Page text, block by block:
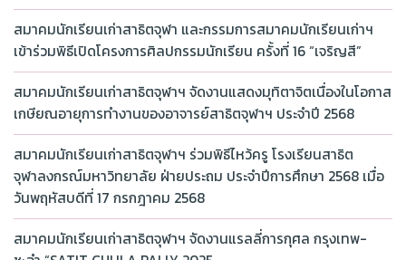
สมาคมนักเรียนเก่าสาธิตจุฬา และกรรมการสมาคมนักเรียนเก่าฯ
เข้าร่วมพิธีเปิดโครงการศิลปกรรมนักเรียน ครั้งที่ 16 “เจริญสี”
สมาคมนักเรียนเก่าสาธิตจุฬาฯ จัดงานแสดงมุทิตาจิตเนื่องในโอกาส
เกษียณอายุการทำงานของอาจารย์สาธิตจุฬาฯ ประจำปี 2568
สมาคมนักเรียนเก่าสาธิตจุฬาฯ ร่วมพิธีไหว้ครู โรงเรียนสาธิต
จุฬาลงกรณ์มหาวิทยาลัย ฝ่ายประถม ประจำปีการศึกษา 2568 เมื่อ
วันพฤหัสบดีที่ 17 กรกฎาคม 2568
สมาคมนักเรียนเก่าสาธิตจุฬาฯ จัดงานแรลลี่การกุศล กรุงเทพ-